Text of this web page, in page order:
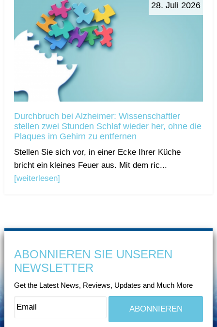
28. Juli 2026
Durchbruch bei Alzheimer: Wissenschaftler
stellen zwei Stunden Schlaf wieder her, ohne die
Plaques im Gehirn zu entfernen
Stellen Sie sich vor, in einer Ecke Ihrer Küche
bricht ein kleines Feuer aus. Mit dem ric...
[weiterlesen]
ABONNIEREN SIE UNSEREN
NEWSLETTER
Get the Latest News, Reviews, Updates and Much More